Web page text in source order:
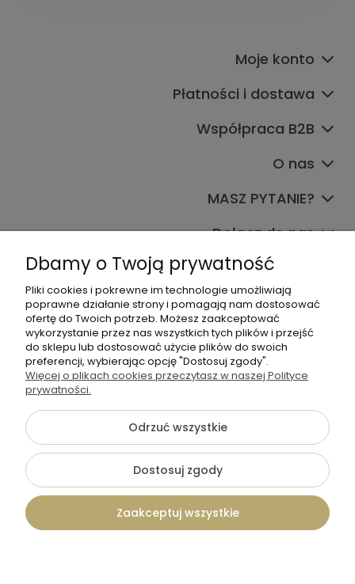
Moje konto
Płatności i dostawa
Współpraca B2B
O nas
MASZ PYTANIE?
Dołącz do nas
+48 570 367 989
biuro.tadam@gmail.com
©2026 Wszelkie Prawa Zastrzeżone | TADAM Pracownia
Kreatywna
Szablon Flex byEcommercy
Dbamy o Twoją prywatność
Pliki cookies i pokrewne im technologie umożliwiają
poprawne działanie strony i pomagają nam dostosować
ofertę do Twoich potrzeb. Możesz zaakceptować
wykorzystanie przez nas wszystkich tych plików i przejść
do sklepu lub dostosować użycie plików do swoich
preferencji, wybierając opcję "Dostosuj zgody".
Więcej o plikach cookies przeczytasz w naszej Polityce
prywatności.
Odrzuć wszystkie
Dostosuj zgody
Zaakceptuj wszystkie